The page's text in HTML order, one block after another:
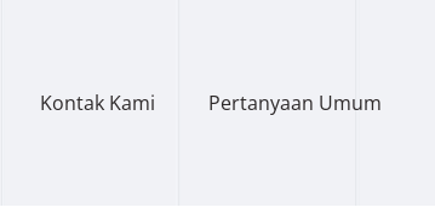
Kontak Kami Pertanyaan Umum